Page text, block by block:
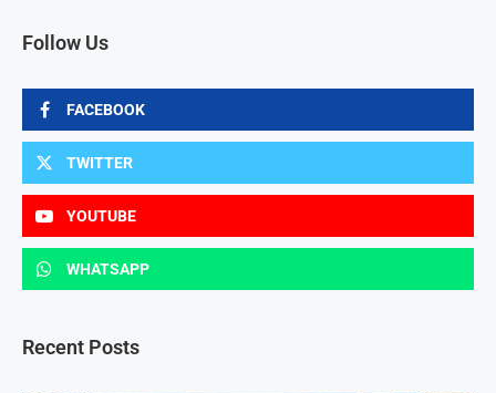
Follow Us
FACEBOOK
TWITTER
YOUTUBE
WHATSAPP
Recent Posts